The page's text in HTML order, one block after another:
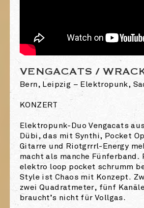
VENGACATS /
Bern, Leipzig – Elektropunk,
KONZERT
Elektropunk-Duo Vengacats
Dübi, das mit Synthi, Pocket
Gitarre und Riotgrrrl-Energy
macht als manche Fünferband.
elektro loop pocket schrumm
Style ist Chaos mit Konzept.
zwei Quadratmeter, fünf
braucht’s nicht für Vollgas.